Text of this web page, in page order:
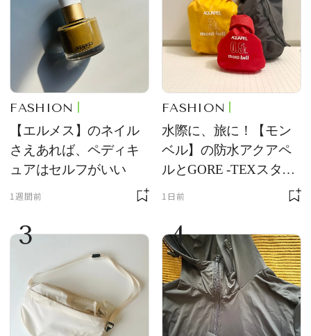
FASHION
【エルメス】のネイル
さえあれば、ペディキ
ュアはセルフがいい
1週間前
FASHION
水際に、旅に！【モン
ベル】の防水アクアペ
ルとGORE -TEXスタッ
フバッグが優秀すぎる
1日前
3 4